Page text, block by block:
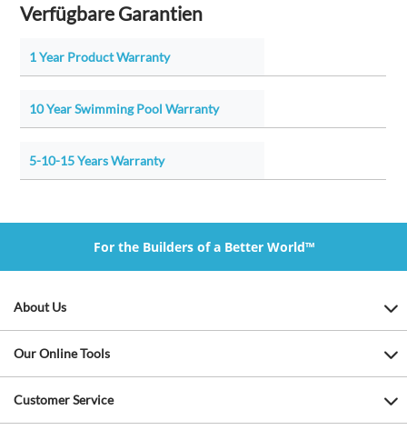
Verfügbare Garantien
1 Year Product Warranty
10 Year Swimming Pool Warranty
5-10-15 Years Warranty
For the Builders of a Better World™
About Us
Our Online Tools
Customer Service